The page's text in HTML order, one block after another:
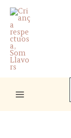
Skip
content